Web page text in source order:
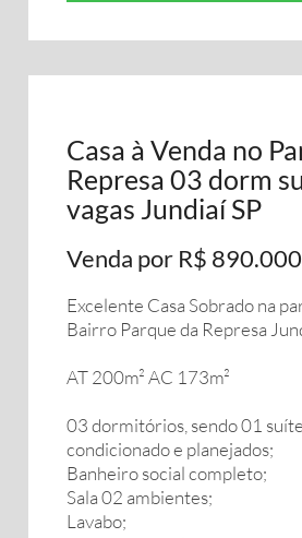
Casa à Venda no
Represa 03 dorm
vagas Jundiaí SP
Venda por R$
Excelente Casa Sobrado na
Bairro Parque da Represa
AT 200m² AC 173m²
03 dormitórios, sendo 01
condicionado e planejados;
Banheiro social completo;
Sala 02 ambientes;
Lavabo;